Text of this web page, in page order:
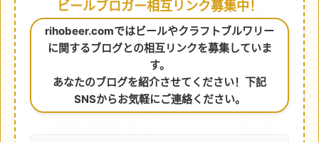
ビールブロガー相互リンク募集中！
rihobeer.comではビールやクラフトブルワリー
に関するブログとの相互リンクを募集していま
す。
あなたのブログを紹介させてください！下記
SNSからお気軽にご連絡ください。